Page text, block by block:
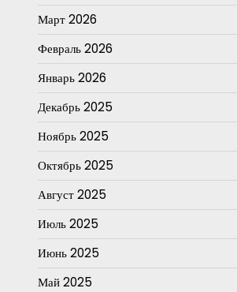
Март 2026
Февраль 2026
Январь 2026
Декабрь 2025
Ноябрь 2025
Октябрь 2025
Август 2025
Июль 2025
Июнь 2025
Май 2025